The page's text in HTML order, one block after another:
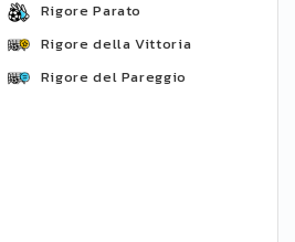
Rigore Parato
Rigore della Vittoria
Rigore del Pareggio